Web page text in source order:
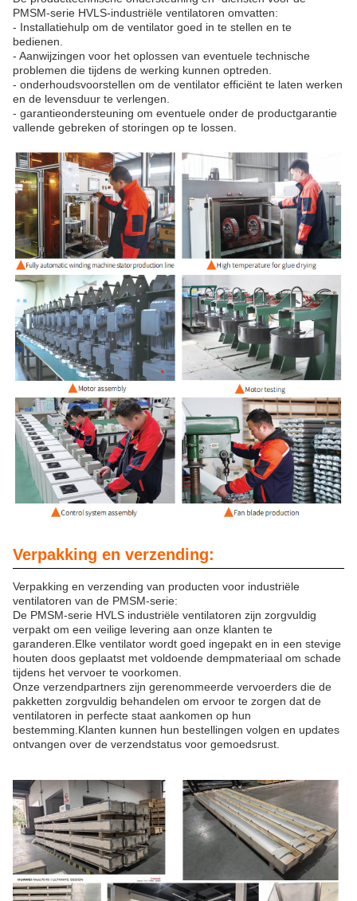
PMSM-serie HVLS-industriële ventilatoren omvatten:
- Installatiehulp om de ventilator goed in te stellen en te
bedienen.
- Aanwijzingen voor het oplossen van eventuele technische
problemen die tijdens de werking kunnen optreden.
- onderhoudsvoorstellen om de ventilator efficiënt te laten werken
en de levensduur te verlengen.
- garantieondersteuning om eventuele onder de productgarantie
vallende gebreken of storingen op te lossen.
Verpakking en verzending:
Verpakking en verzending van producten voor industriële
ventilatoren van de PMSM-serie:
De PMSM-serie HVLS industriële ventilatoren zijn zorgvuldig
verpakt om een veilige levering aan onze klanten te
garanderen.Elke ventilator wordt goed ingepakt en in een stevige
houten doos geplaatst met voldoende dempmateriaal om schade
tijdens het vervoer te voorkomen.
Onze verzendpartners zijn gerenommeerde vervoerders die de
pakketten zorgvuldig behandelen om ervoor te zorgen dat de
ventilatoren in perfecte staat aankomen op hun
bestemming.Klanten kunnen hun bestellingen volgen en updates
ontvangen over de verzendstatus voor gemoedsrust.